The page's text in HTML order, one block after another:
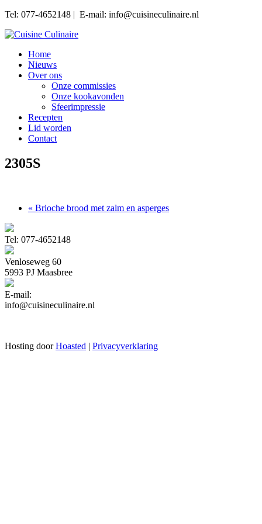
Tel: 077-4652148 | E-mail: info@cuisineculinaire.nl
Home
Nieuws
Over ons
Onze commissies
Onze kookavonden
Sfeerimpressie
Recepten
Lid worden
Contact
2305S
« Brioche brood met zalm en asperges
Tel: 077-4652148
Venloseweg 60
5993 PJ Maasbree
E-mail:
info@cuisineculinaire.nl
Hosting doorHoasted | Privacyverklaring